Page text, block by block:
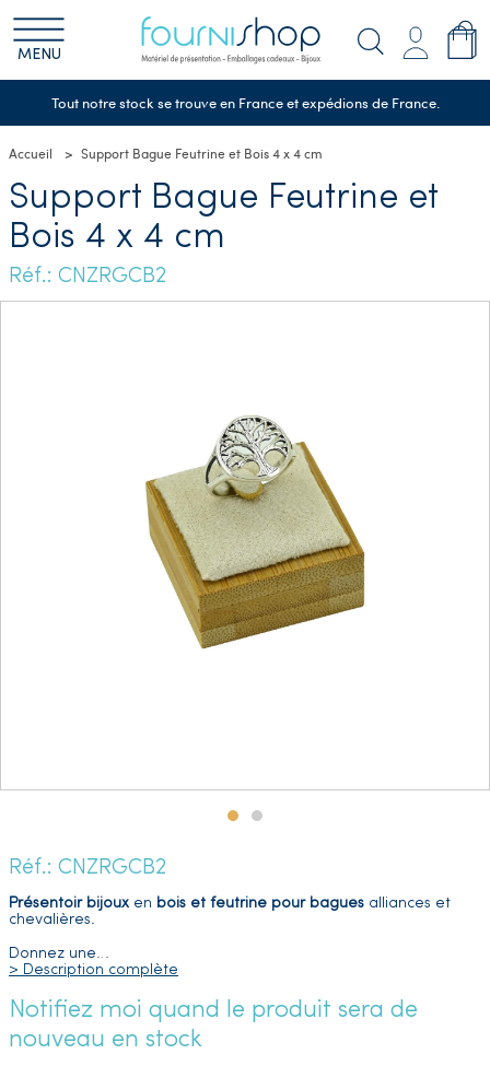
MENU
Tout notre stock se trouve en France et expédions de France.
Accueil Support Bague Feutrine et Bois 4 x 4 cm
Support Bague Feutrine et
Bois 4 x 4 cm
Réf.: CNZRGCB2
Réf.: CNZRGCB2
Présentoir bijoux en bois et feutrine pour bagues alliances et
chevalières.
Donnez une…
> Description complète
Notifiez moi quand le produit sera de
nouveau en stock